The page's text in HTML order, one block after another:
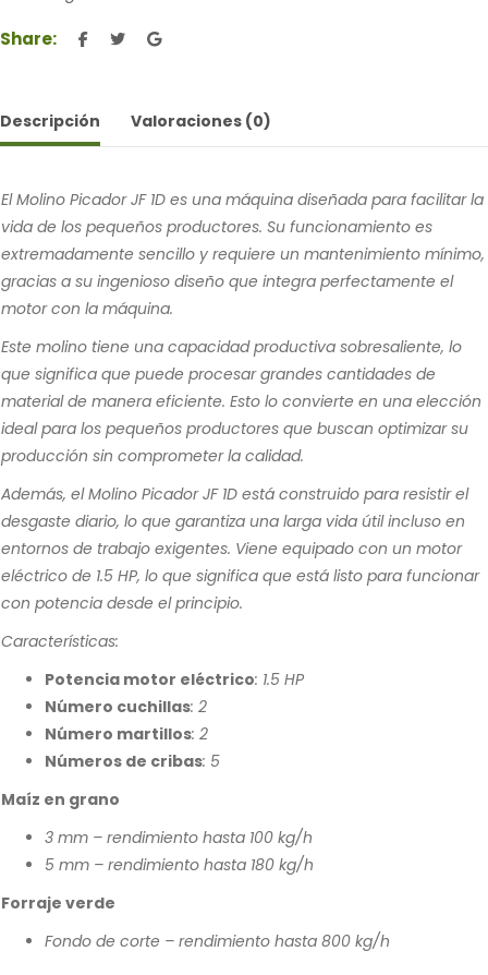
Share:
Descripción Valoraciones (0)
El Molino Picador JF 1D es una máquina diseñada para facilitar la
vida de los pequeños productores. Su funcionamiento es
extremadamente sencillo y requiere un mantenimiento mínimo,
gracias a su ingenioso diseño que integra perfectamente el
motor con la máquina.
Este molino tiene una capacidad productiva sobresaliente, lo
que significa que puede procesar grandes cantidades de
material de manera eficiente. Esto lo convierte en una elección
ideal para los pequeños productores que buscan optimizar su
producción sin comprometer la calidad.
Además, el Molino Picador JF 1D está construido para resistir el
desgaste diario, lo que garantiza una larga vida útil incluso en
entornos de trabajo exigentes. Viene equipado con un motor
eléctrico de 1.5 HP, lo que significa que está listo para funcionar
con potencia desde el principio.
Características:
Potencia motor eléctrico: 1.5 HP
Número cuchillas: 2
Número martillos: 2
Números de cribas: 5
Maíz en grano
3 mm – rendimiento hasta 100 kg/h
5 mm – rendimiento hasta 180 kg/h
Forraje verde
Fondo de corte – rendimiento hasta 800 kg/h